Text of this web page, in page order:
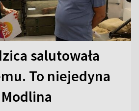
salutowała
To niejedyna